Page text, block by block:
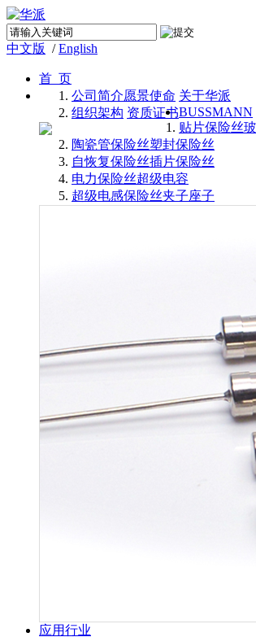
中文版 /English
首 页
关于华派
公司简介愿景使命
组织架构 资质证书BUSSMANN
贴片保险丝
陶瓷管保险丝塑封保险丝
自恢复保险丝插片保险丝
电力保险丝超级电容
超级电感保险丝夹子座子
应用行业